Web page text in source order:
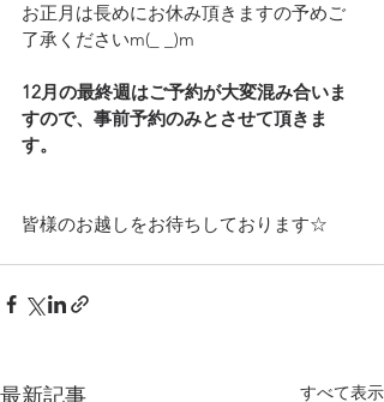
お正月は長めにお休み頂きますの予めご
了承くださいm(_ _)m
12月の最終週はご予約が大変混み合いま
すので、事前予約のみとさせて頂きま
す。
皆様のお越しをお待ちしております☆
最新記事 すべて表示